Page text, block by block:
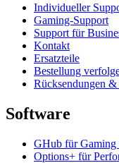
Individueller
Gaming-Support
Support für
Kontakt
Ersatzteile
Bestellung
Rücksendungen
Software
GHub für Gaming
Options+ für